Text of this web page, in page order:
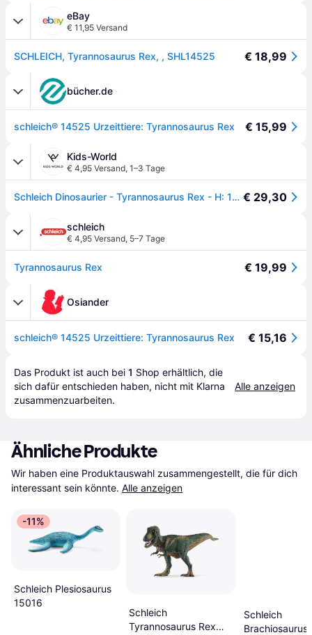
eBay
€ 11,95 Versand
SCHLEICH, Tyrannosaurus Rex, , SHL14525 € 18,99
bücher.de
schleich® 14525 Urzeittiere: Tyrannosaurus Rex € 15,99
Kids-World
€ 4,95 Versand, 1–3 Tage
Schleich Dinosaurier - Tyrannosaurus Rex - H: 14 cm 14525 - Schleich - One Size - Dinosaurier € 29,30
schleich
€ 4,95 Versand, 5–7 Tage
Tyrannosaurus Rex € 19,99
Osiander
schleich® 14525 Urzeittiere: Tyrannosaurus Rex € 15,16
Das Produkt ist auch bei 1 Shop erhältlich, die
sich dafür entschieden haben, nicht mit Klarna
zusammenzuarbeiten.
Alle anzeigen
Ähnliche Produkte
Wir haben eine Produktauswahl zusammengestellt, die für dich
interessant sein könnte. Alle anzeigen
-11%
Schleich Plesiosaurus
15016
Schleich
Tyrannosaurus Rex
Schleich
Brachiosaurus